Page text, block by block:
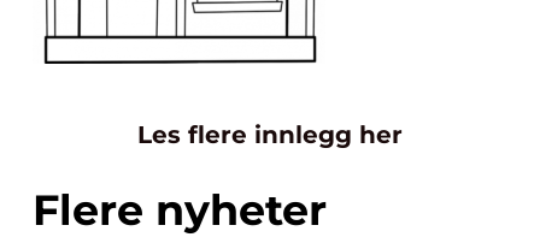
Les flere innlegg her
Flere nyheter